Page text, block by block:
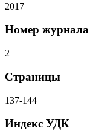
2017
Номер журнала
2
Страницы
137-144
Индекс УДК